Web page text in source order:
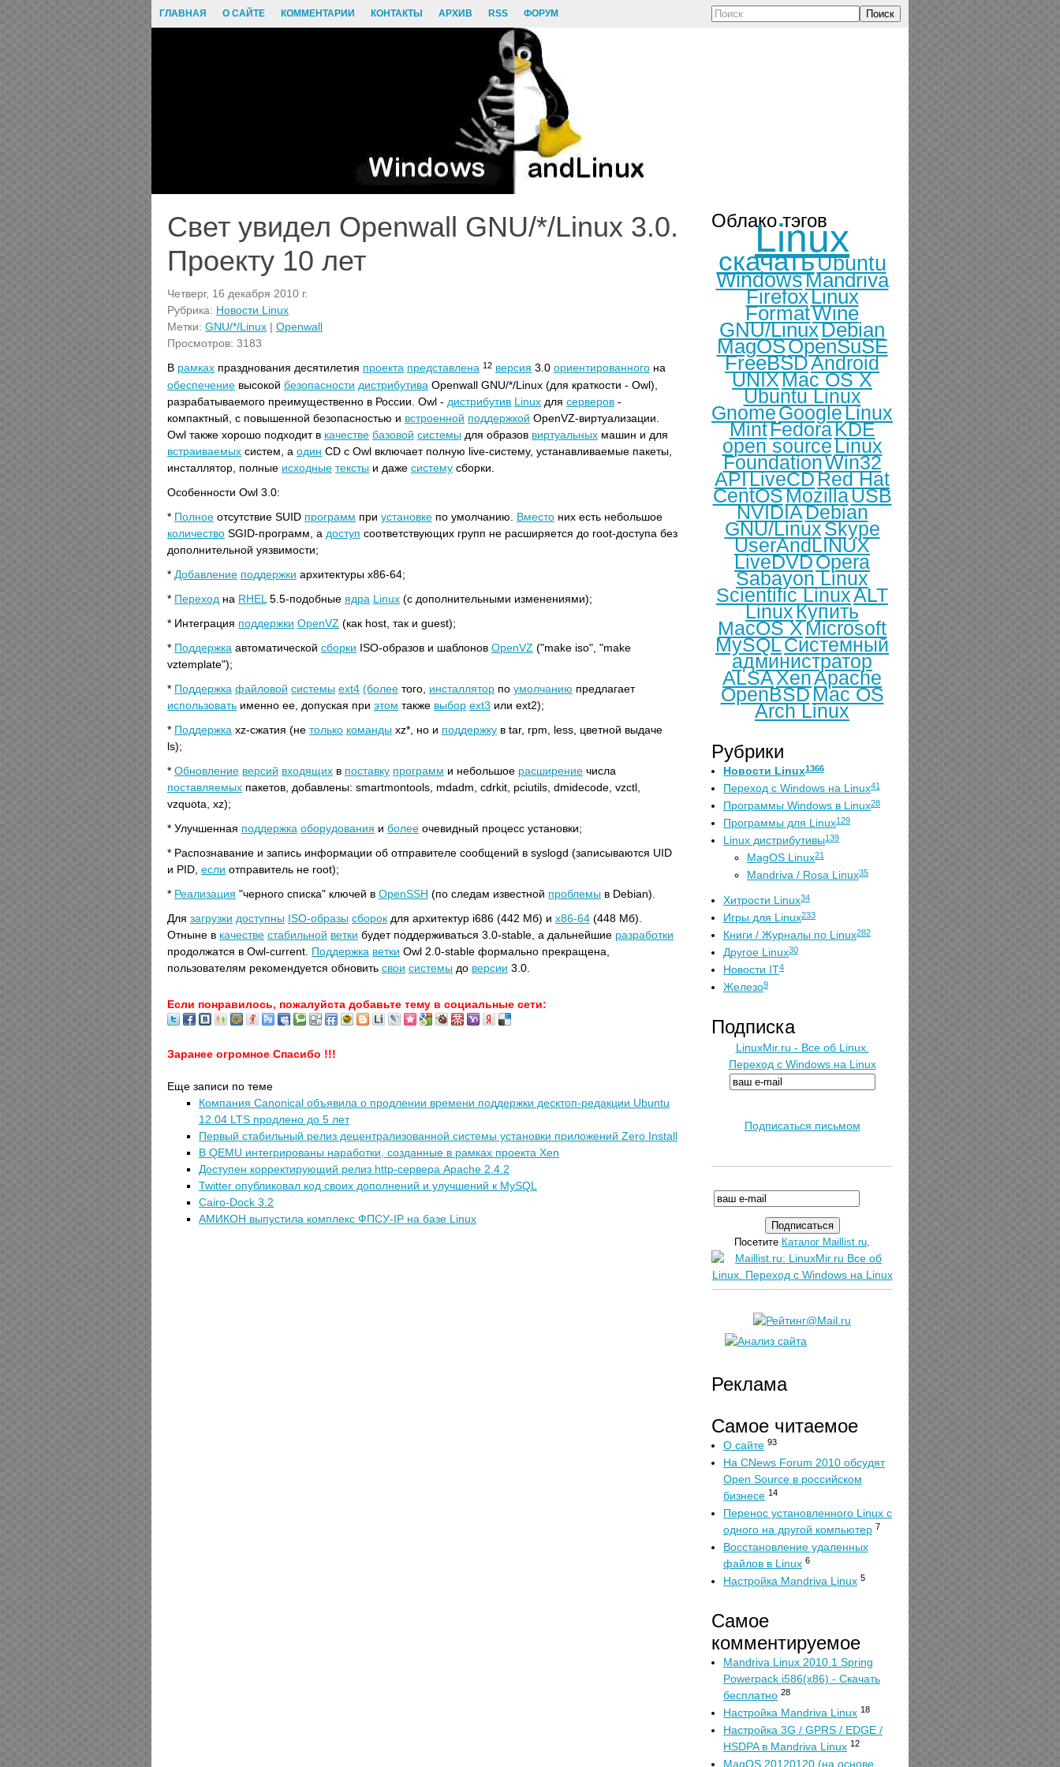
ГЛАВНАЯ О САЙТЕ КОММЕНТАРИИ КОНТАКТЫ АРХИВ RSS ФОРУМ Поиск
Свет увидел Openwall GNU/*/Linux 3.0.
Проекту 10 лет
Четверг, 16 декабря 2010 г.
Рубрика: Новости Linux
Метки: GNU/*/Linux | Openwall
Просмотров: 3183
В рамках празднования десятилетия проекта представлена 12 версия 3.0 ориентированного на
обеспечение высокой безопасности дистрибутива Openwall GNU/*/Linux (для краткости - Owl),
разрабатываемого преимущественно в России. Owl - дистрибутив Linux для серверов -
компактный, с повышенной безопасностью и встроенной поддержкой OpenVZ-виртуализации.
Owl также хорошо подходит в качестве базовой системы для образов виртуальных машин и для
встраиваемых систем, а один CD с Owl включает полную live-систему, устанавливаемые пакеты,
инсталлятор, полные исходные тексты и даже систему сборки.
Особенности Owl 3.0:
* Полное отсутствие SUID программ при установке по умолчанию. Вместо них есть небольшое
количество SGID-программ, а доступ соответствующих групп не расширяется до root-доступа без
дополнительной уязвимости;
* Добавление поддержки архитектуры x86-64;
* Переход на RHEL 5.5-подобные ядра Linux (с дополнительными изменениями);
* Интеграция поддержки OpenVZ (как host, так и guest);
* Поддержка автоматической сборки ISO-образов и шаблонов OpenVZ ("make iso", "make
vztemplate");
* Поддержка файловой системы ext4 (более того, инсталлятор по умолчанию предлагает
использовать именно ее, допуская при этом также выбор ext3 или ext2);
* Поддержка xz-сжатия (не только команды xz*, но и поддержку в tar, rpm, less, цветной выдаче
ls);
* Обновление версий входящих в поставку программ и небольшое расширение числа
поставляемых пакетов, добавлены: smartmontools, mdadm, cdrkit, pciutils, dmidecode, vzctl,
vzquota, xz);
* Улучшенная поддержка оборудования и более очевидный процесс установки;
* Распознавание и запись информации об отправителе сообщений в syslogd (записываются UID
и PID, если отправитель не root);
* Реализация "черного списка" ключей в OpenSSH (по следам известной проблемы в Debian).
Для загрузки доступны ISO-образы сборок для архитектур i686 (442 Мб) и x86-64 (448 Мб).
Отныне в качестве стабильной ветки будет поддерживаться 3.0-stable, а дальнейшие разработки
продолжатся в Owl-current. Поддержка ветки Owl 2.0-stable формально прекращена,
пользователям рекомендуется обновить свои системы до версии 3.0.
Если понравилось, пожалуйста добавьте тему в социальные сети:
Заранее огромное Спасибо !!!
Еще записи по теме
Компания Canonical объявила о продлении времени поддержки десктоп-редакции Ubuntu
12.04 LTS продлено до 5 лет
Первый стабильный релиз децентрализованной системы установки приложений Zero Install
В QEMU интегрированы наработки, созданные в рамках проекта Xen
Доступен корректирующий релиз http-сервера Apache 2.4.2
Twitter опубликовал код своих дополнений и улучшений к MySQL
Cairo-Dock 3.2
АМИКОН выпустила комплекс ФПСУ-IP на базе Linux
Облако тэгов
Linux
скачатьUbuntu
WindowsMandriva
FirefoxLinux
FormatWine
GNU/LinuxDebian
MagOSOpenSuSE
FreeBSDAndroid
UNIXMac OS X
Ubuntu Linux
GnomeGoogleLinux
MintFedoraKDE
open sourceLinux
FoundationWin32
APILiveCDRed Hat
CentOSMozillaUSB
NVIDIADebian
GNU/LinuxSkype
UserAndLINUX
LiveDVDOpera
Sabayon Linux
Scientific LinuxALT
LinuxКупить
MacOS XMicrosoft
MySQLСистемный
администратор
ALSAXenApache
OpenBSD Mac OS
Arch Linux
Рубрики
Новости Linux1366
Переход с Windows на Linux41
Программы Windows в Linux28
Программы для Linux129
Linux дистрибутивы139
MagOS Linux21
Mandriva / Rosa Linux35
Хитрости Linux34
Игры для Linux233
Книги / Журналы по Linux282
Другое Linux30
Новости IT4
Железо9
Подписка
LinuxMir.ru - Все об Linux.
Переход с Windows на Linux
Подписаться письмом
Посетите Каталог Maillist.ru.
Реклама
Самое читаемое
О сайте 93
На CNews Forum 2010 обсудят
Open Source в российском
бизнесе 14
Перенос установленного Linux с
одного на другой компьютер 7
Восстановление удаленных
файлов в Linux 6
Настройка Mandriva Linux 5
Самое
комментируемое
Mandriva Linux 2010.1 Spring
Powerpack i586(x86) - Скачать
бесплатно 28
Настройка Mandriva Linux 18
Настройка 3G / GPRS / EDGE /
HSDPA в Mandriva Linux 12
MagOS 20120120 (на основе